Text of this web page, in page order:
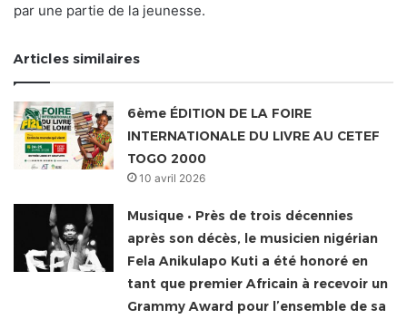
par une partie de la jeunesse.
Articles similaires
6ème ÉDITION DE LA FOIRE
INTERNATIONALE DU LIVRE AU CETEF
TOGO 2000
10 avril 2026
Musique • Près de trois décennies
après son décès, le musicien nigérian
Fela Anikulapo Kuti a été honoré en
tant que premier Africain à recevoir un
Grammy Award pour l’ensemble de sa